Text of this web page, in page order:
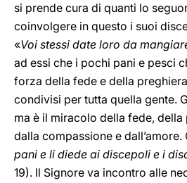
si prende cura di quanti lo
coinvolgere in questo i suoi
«Voi stessi date loro da
ad essi che i pochi pani e pesci
forza della fede e della
condivisi per tutta quella gente.
ma è il miracolo della fede,
dalla compassione e dall’amore.
pani e li diede ai discepoli e i
19). Il Signore va incontro alle